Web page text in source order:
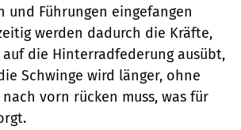
und Führungen eingefangen
werden dadurch die Kräfte,
die Hinterradfederung ausübt,
Schwinge wird länger, ohne
vorn rücken muss, was für